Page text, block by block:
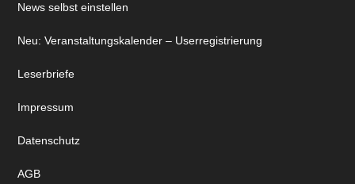
News selbst einstellen
Neu: Veranstaltungskalender – Userregistrierung
Leserbriefe
Impressum
Datenschutz
AGB